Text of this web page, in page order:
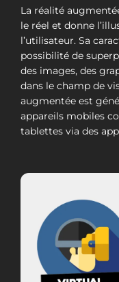
La réalité
le réel et donne
l’utilisateur. Sa
possibilité de
des images, des
dans le champ de
augmentée est
appareils mobiles
tablettes via des